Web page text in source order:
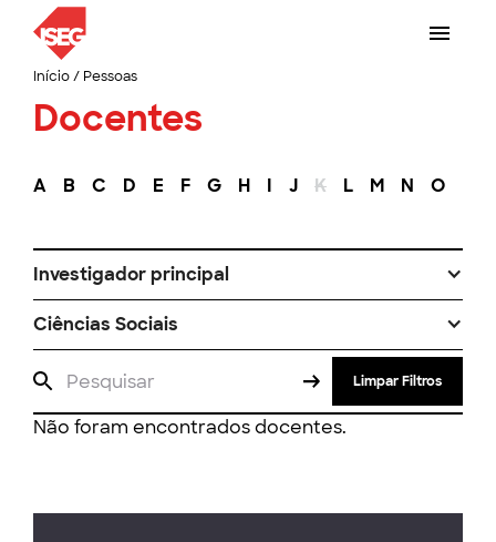
Início/ Pessoas
Docentes
A B C D E F G H I J K L M N O
Investigador principal
Ciências Sociais
Limpar Filtros
Não foram encontrados docentes.